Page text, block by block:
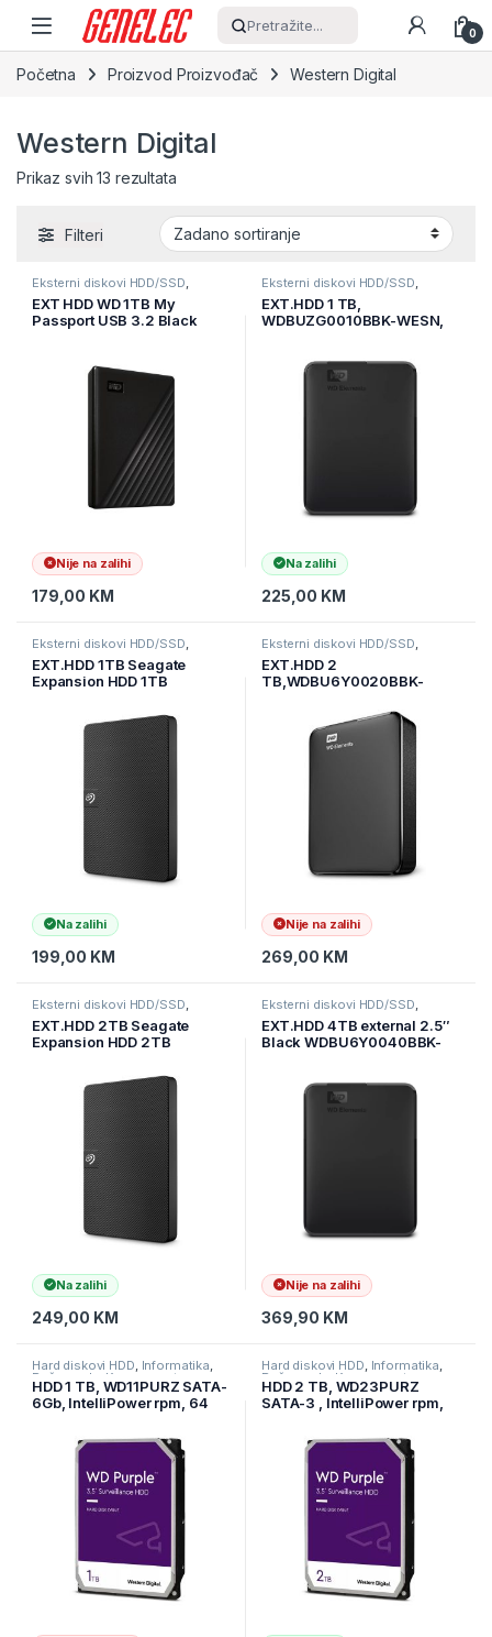
Skip to navigation
Skip to content
Pretražite... 0
Početna Proizvod Proizvođač Western Digital
Western Digital
Prikaz svih 13 rezultata
Filteri
Eksterni diskovi HDD/SSD,
Pohrana podataka
EXT HDD WD 1TB My
Passport USB 3.2 Black
Nije na zalihi
179,00 KM
Eksterni diskovi HDD/SSD,
Pohrana podataka
EXT.HDD 1 TB,
WDBUZG0010BBK-WESN,
Na zalihi
225,00 KM
Eksterni diskovi HDD/SSD,
EXT.HDD 1TB Seagate
Expansion HDD 1TB
Na zalihi
199,00 KM
Eksterni diskovi HDD/SSD,
EXT.HDD 2
TB,WDBU6Y0020BBK-
Nije na zalihi
269,00 KM
Eksterni diskovi HDD/SSD,
EXT.HDD 2TB Seagate
Expansion HDD 2TB
Na zalihi
249,00 KM
Eksterni diskovi HDD/SSD,
EXT.HDD 4TB external 2.5″
Black WDBU6Y0040BBK-
Nije na zalihi
369,90 KM
Hard diskovi HDD, Informatika,
Računarske Komponente
HDD 1 TB, WD11PURZ SATA-
6Gb, IntelliPower rpm, 64
Hard diskovi HDD, Informatika,
Računarske Komponente
HDD 2 TB, WD23PURZ
SATA-3 , IntelliPower rpm,